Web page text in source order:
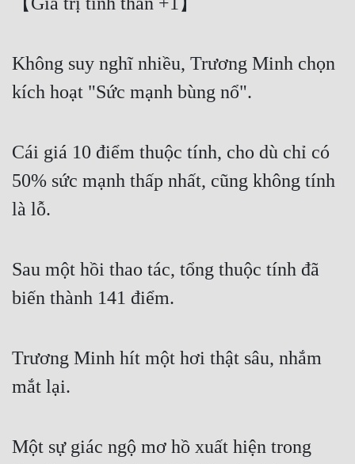
Không suy nghĩ nhiều, Trương Minh chọn
kích hoạt "Sức mạnh bùng nổ".
Cái giá 10 điểm thuộc tính, cho dù chỉ có
50% sức mạnh thấp nhất, cũng không tính
là lỗ.
Sau một hồi thao tác, tổng thuộc tính đã
biến thành 141 điểm.
Trương Minh hít một hơi thật sâu, nhắm
mắt lại.
Một sự giác ngộ mơ hồ xuất hiện trong